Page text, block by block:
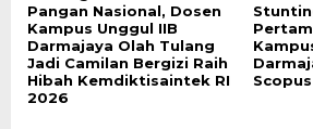
Pangan Nasional, Dosen
Kampus Unggul IIB
Darmajaya Olah Tulang
Jadi Camilan Bergizi Raih
Hibah Kemdiktisaintek RI
2026